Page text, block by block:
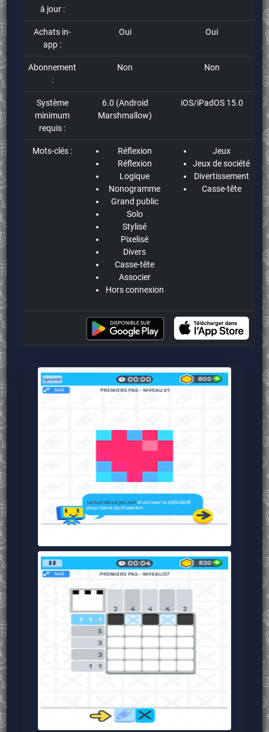
à jour :
Achats in-
app :
Oui Oui
Abonnement
:
Non Non
Système
minimum
requis :
6.0 (Android
Marshmallow)
iOS/iPadOS 15.0
Mots-clés :
Réflexion
Réflexion
Logique
Nonogramme
Grand public
Solo
Stylisé
Pixelisé
Divers
Casse-tête
Associer
Hors connexion
Jeux
Jeux de société
Divertissement
Casse-tête